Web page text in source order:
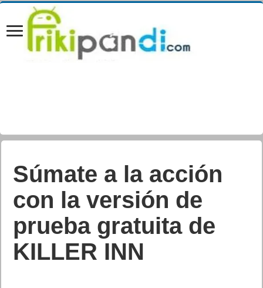
Súmate a la acción
con la versión de
prueba gratuita de
KILLER INN